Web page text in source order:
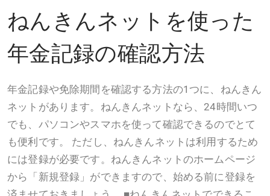
ねんきんネットを使った
年金記録の確認方法
年金記録や免除期間を確認する方法の1つに、ねんきん
ネットがあります。ねんきんネットなら、24時間いつ
でも、パソコンやスマホを使って確認できるのでとて
も便利です。 ただし、ねんきんネットは利用するため
には登録が必要です。ねんきんネットのホームページ
から「新規登録」ができますので、始める前に登録を